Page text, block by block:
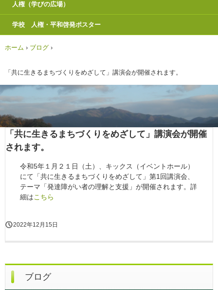
人権（学びの広場）
学校 人権・平和啓発ポスター
ホーム › ブログ ›
「共に生きるまちづくりをめざして」講演会が開催されます。
「共に生きるまちづくりをめざして」講演会が開催
されます。
令和5年１月２１日（土）、キックス（イベントホール）
にて「共に生きるまちづくりをめざして」第1回講演会、
テーマ「発達障がい者の理解と支援」が開催されます。詳
細はこちら
2022年12月15日
ブログ